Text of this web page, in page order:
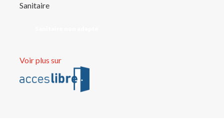
Sanitaire
Voir plus sur